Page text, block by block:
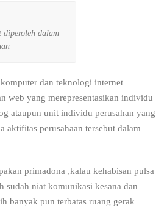
diperoleh dalam
dan teknologi internet
web yang merepresentasikan individu
ataupun unit individu perusahan yang
aktifitas perusahaan tersebut dalam
primadona ,kalau kehabisan pulsa
sudah niat komunikasi kesana dan
banyak pun terbatas ruang gerak